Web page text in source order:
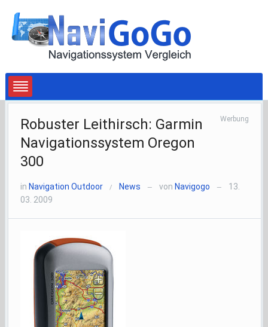
Robuster Leithirsch: Garmin
Navigationssystem Oregon
300
Werbung
in Navigation Outdoor / News — von Navigogo —
13.
03. 2009